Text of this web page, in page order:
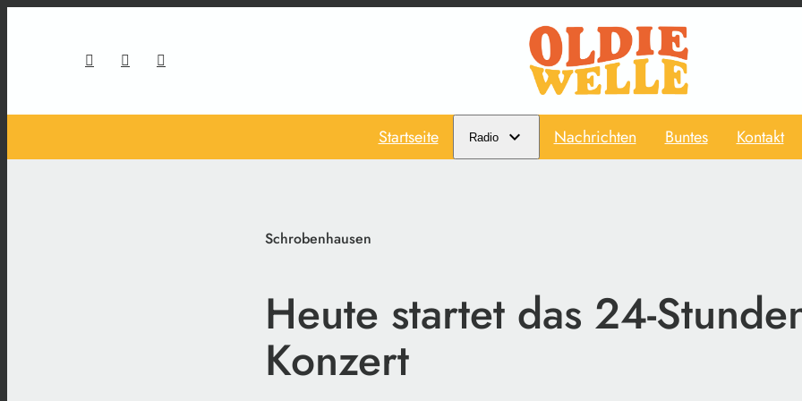
Startseite Radio Nachrichten Buntes Kontakt
Schrobenhausen
Heute startet das 24-
Konzert